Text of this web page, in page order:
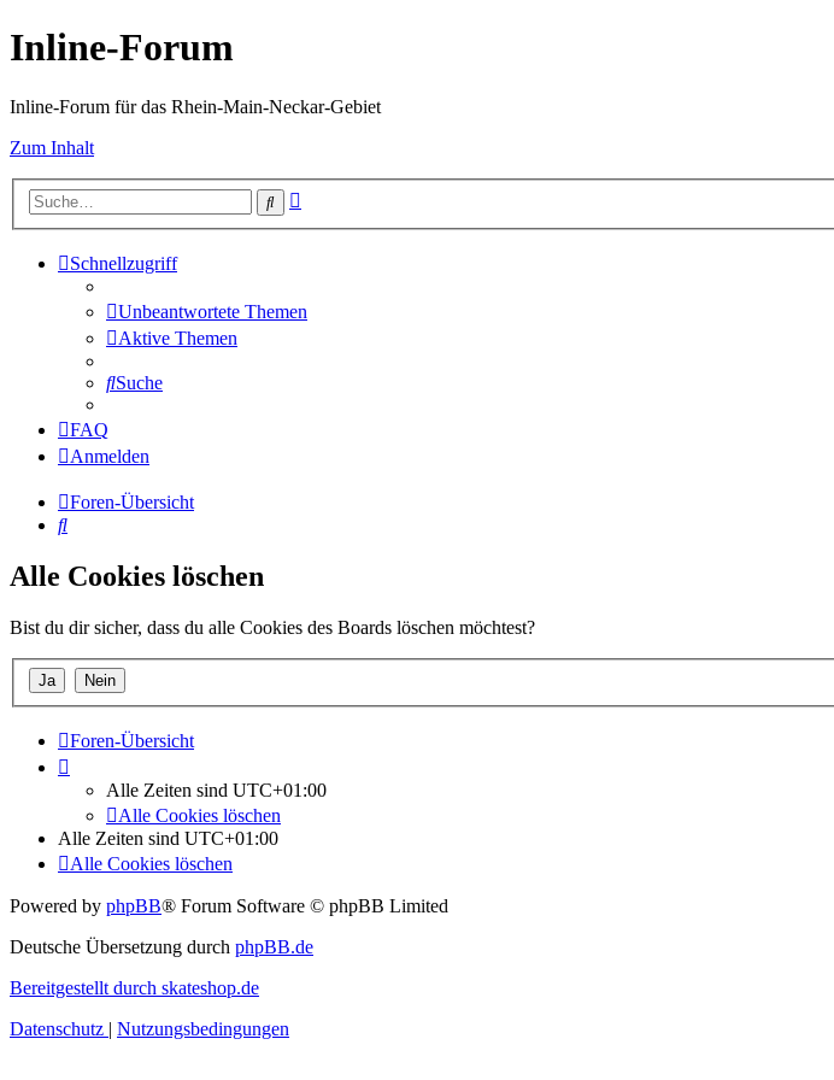
Inline-Forum
Inline-Forum für das Rhein-Main-Neckar-Gebiet
Zum Inhalt
Suche
Schnellzugriff
Unbeantwortete Themen
Aktive Themen
Suche
FAQ
Anmelden
Foren-Übersicht
Suche
Alle Cookies löschen
Bist du dir sicher, dass du alle Cookies des Boards löschen möchtest?
Foren-Übersicht
Alle Zeiten sind UTC+01:00
Alle Cookies löschen
Alle Zeiten sind UTC+01:00
Alle Cookies löschen
Powered by phpBB® Forum Software © phpBB Limited
Deutsche Übersetzung durch phpBB.de
Bereitgestellt durch skateshop.de
Datenschutz | Nutzungsbedingungen